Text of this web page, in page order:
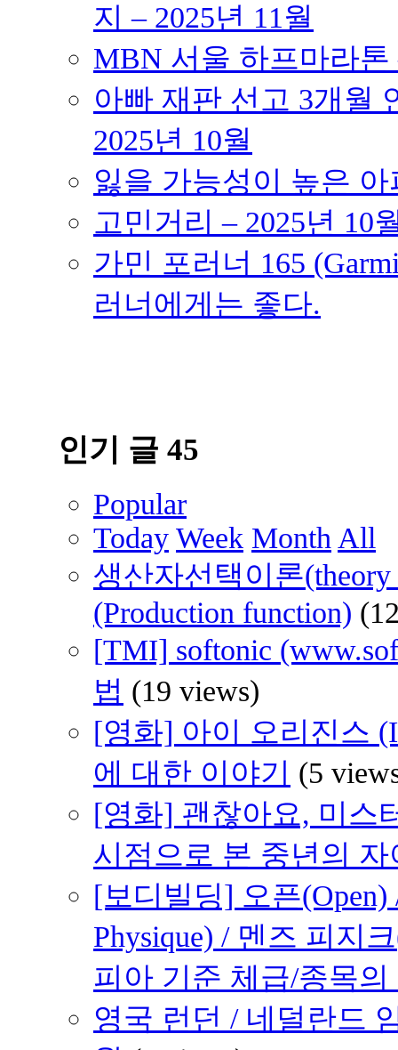
지 – 2025년 11월
MBN 서울 하프마라톤
아빠 재판 선고 3개월
2025년 10월
잃을 가능성이 높은
고민거리 – 2025년 10
가민 포러너 165
러너에게는 좋다.
인기 글 45
Popular
Today Week Month All
생산자선택이론(theory
(Production function)
[TMI] softonic
법 (19 views)
[영화] 아이 오리진스
에 대한 이야기
(5
[영화] 괜찮아요, 미스
시점으로 본 중년의 자
[보디빌딩] 오픈(Open)
Physique) / 멘즈 피지
피아 기준 체급/종목의
영국 런던 / 네덜란드